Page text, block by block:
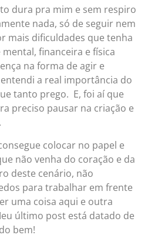
dura pra mim e sem respiro
nada, só de seguir nem
mais dificuldades que tenha
financeira e física
na forma de agir e
a real importância do
tanto prego. E, foi aí que
preciso pausar na criação e
colocar no papel e
não venha do coração e da
deste cenário, não
para trabalhar em frente
uma coisa aqui e outra
último post está datado de
bem!